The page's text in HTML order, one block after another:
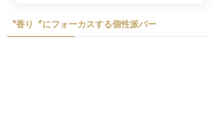
〝香り〞にフォーカスする個性派バー